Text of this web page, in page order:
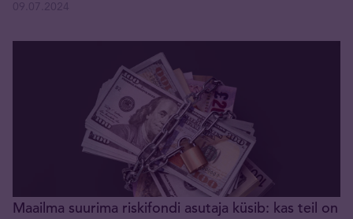
Maailma suurima riskifondi asutaja küsib: kas teil on